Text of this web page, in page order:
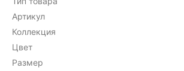
Артикул
Коллекция
Цвет
Размер